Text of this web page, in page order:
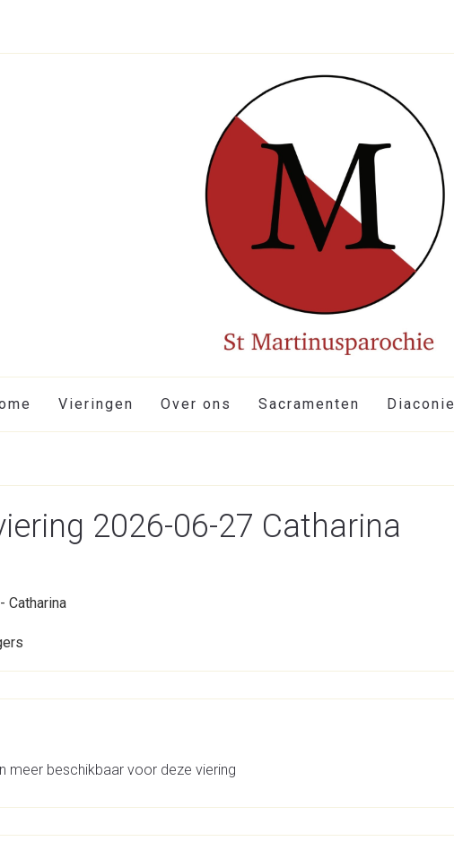
Vieringen Over ons Sacramenten Diaconie
2026-06-27 Catharina
Catharina
meer beschikbaar voor deze viering